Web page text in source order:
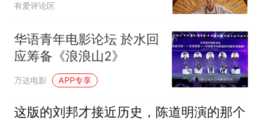
有爱评论区
华语青年电影论坛 於水回
应筹备《浪浪山2》
万达电影 APP专享
这版的刘邦才接近历史，陈道明演的那个